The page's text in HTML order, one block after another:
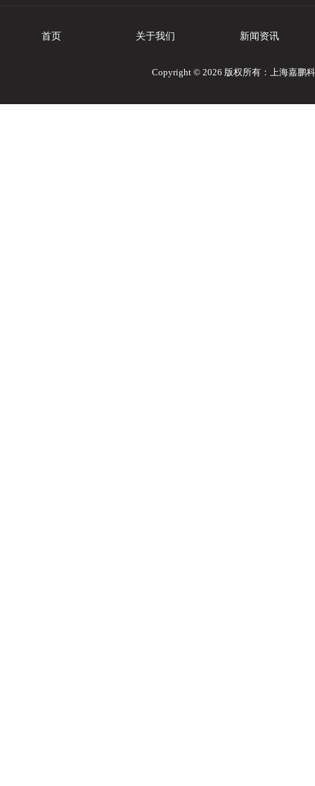
首页 关于我们 新闻资讯
Copyright © 2026 版权所有：上海嘉鹏